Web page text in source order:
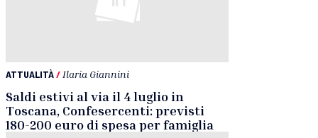
ATTUALITÀ/ Ilaria Giannini
Saldi estivi al via il 4 luglio in
Toscana, Confesercenti: previsti
180-200 euro di spesa per famiglia